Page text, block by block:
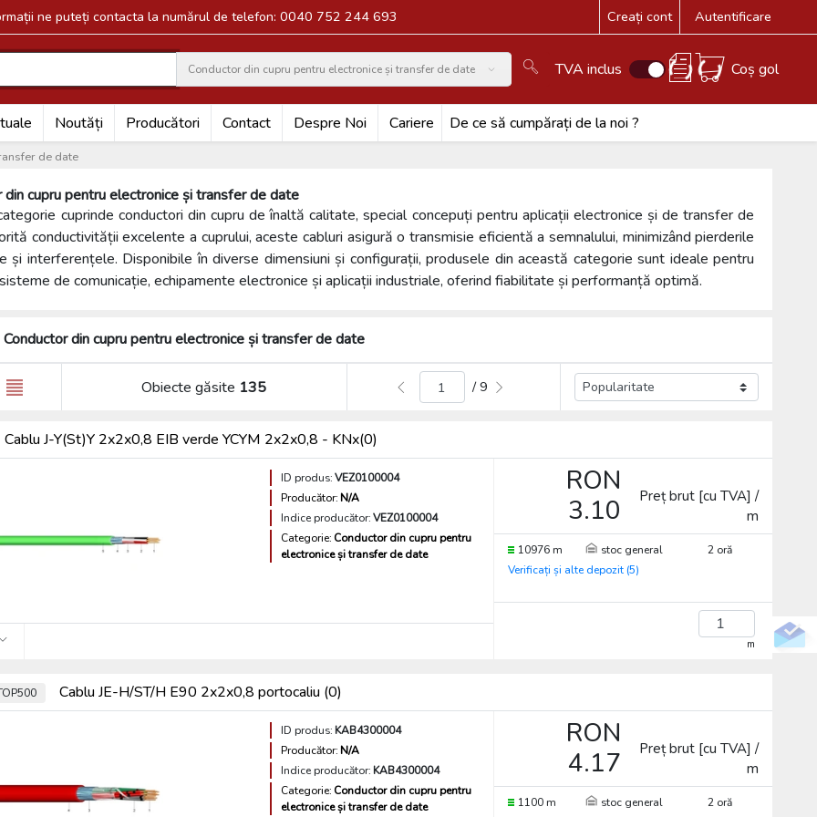
ne puteți contacta la numărul de telefon: 0040 752 244 693 Creați cont Autentificare
Conductor din cupru pentru electronice și transfer de date
Search TVA inclus Coș gol
Noutăți Producători Contact Despre Noi Cariere De ce să cumpărați de la noi ?
de date
din cupru pentru electronice și transfer de date
cuprinde conductori din cupru de înaltă calitate, special concepuți pentru aplicații electronice și de transfer de
conductivității excelente a cuprului, aceste cabluri asigură o transmisie eficientă a semnalului, minimizând pierderile
și interferențele. Disponibile în diverse dimensiuni și configurații, produsele din această categorie sunt ideale pentru
de comunicație, echipamente electronice și aplicații industriale, oferind fiabilitate și performanță optimă.
Conductor din cupru pentru electronice și transfer de date
Obiecte găsite 135 / 9
Cablu J-Y(St)Y 2x2x0,8 EIB verde YCYM 2x2x0,8 - KNx(0)
ID produs: VEZ0100004
Producător: N/A
Indice producător: VEZ0100004
Categorie: Conductor din cupru pentru
electronice și transfer de date
RON
3.10
Preț brut [cu TVA] /
m
10976 m stoc general
2 oră
Verificați și alte depozit (5)
m
Cablu JE-H/ST/H E90 2x2x0,8 portocaliu (0)
ID produs: KAB4300004
Producător: N/A
Indice producător: KAB4300004
Categorie: Conductor din cupru pentru
electronice și transfer de date
RON
4.17
Preț brut [cu TVA] /
m
1100 m stoc general
2 oră